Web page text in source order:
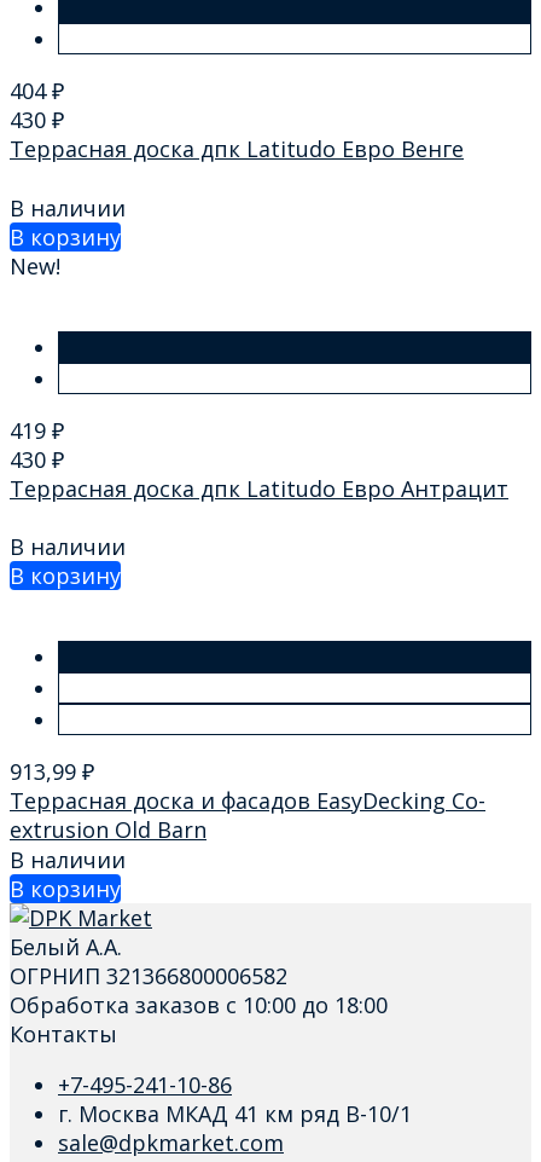
404₽
430 ₽
Террасная доска дпк Latitudo Евро Венге
В наличии
В корзину
New!
419 ₽
430 ₽
Террасная доска дпк Latitudo Евро Антрацит
В наличии
В корзину
913,99 ₽
Террасная доска и фасадов EasyDecking Co-
extrusion Old Barn
В наличии
В корзину
Белый А.А.
ОГРНИП 321366800006582
Обработка заказов с 10:00 до 18:00
Контакты
+7-495-241-10-86
г. Москва МКАД 41 км ряд В-10/1
sale@dpkmarket.com